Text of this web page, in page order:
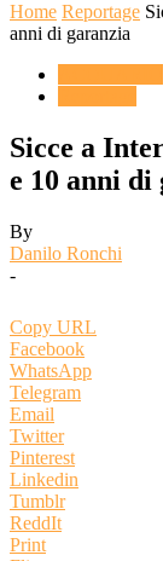
Home Reportage
anni di garanzia
Sicce a
e 10 anni di
By
Danilo Ronchi
-
Copy URL
Facebook
WhatsApp
Telegram
Email
Twitter
Pinterest
Linkedin
Tumblr
ReddIt
Print